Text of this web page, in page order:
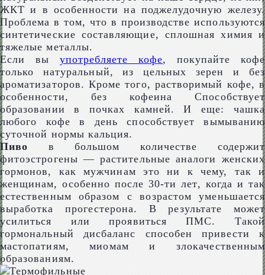
ЖКТ и в особенности на поджелудочную железу.
Проблема в том, что в производстве используются
синтетические составляющие, сплошная химия и
тяжелые металлы.
Если вы употребляете кофе, покупайте кофе
только натуральный, из цельных зерен и без
ароматизаторов. Кроме того, растворимый кофе, в
особенности, без кофеина Способствует
образовании в почках камней. И еще: чашка
любого кофе в день способствует вымыванию
суточной нормы кальция.
Пиво в большом количестве содержит
фитоэстрогены — растительные аналоги женских
гормонов, как мужчинам это ни к чему, так и
женщинам, особенно после 30-ти лет, когда и так
естественным образом с возрастом уменьшается
выработка прогестерона. В результате может
усилиться или проявиться ПМС. Такой
гормональный дисбаланс способен привести к
мастопатиям, миомам и злокачественным
образованиям.